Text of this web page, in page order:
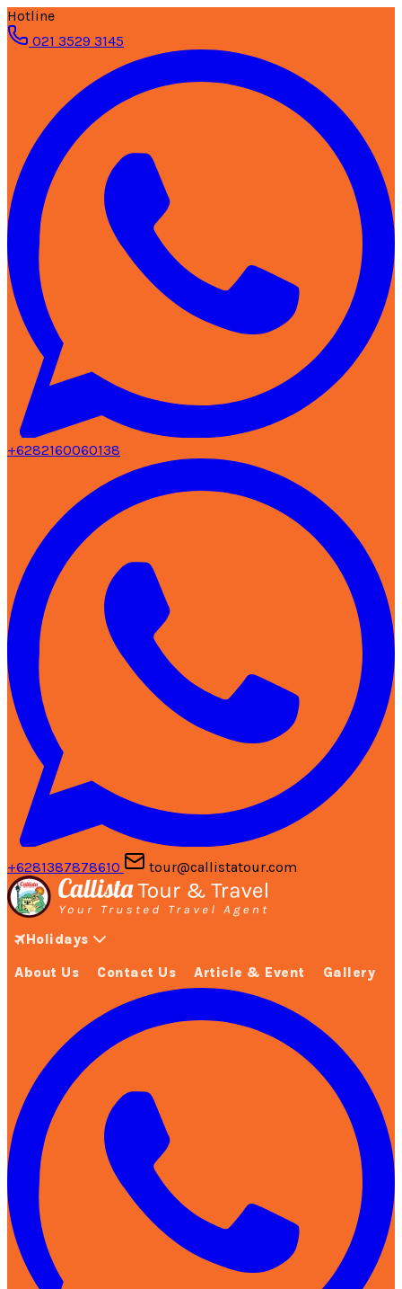
Hotline
021 3529 3145
+6282160060138
+6281387878610 tour@callistatour.com
Holidays
About Us Contact Us Article & Event Gallery